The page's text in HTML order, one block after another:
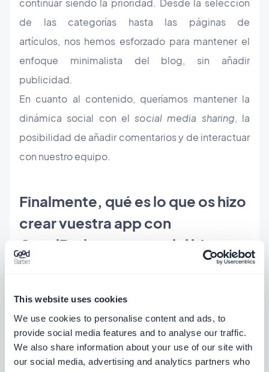
This website uses cookies
We use cookies to personalise content and ads, to
provide social media features and to analyse our traffic.
We also share information about your use of our site with
our social media, advertising and analytics partners who
continuar siendo la prioridad. Desde la selección
de las categorías hasta las páginas de
artículos, nos hemos esforzado para mantener el
enfoque minimalista del blog, sin añadir
publicidad.
En cuanto al contenido, queríamos mantener la
dinámica social con elsocial media sharing, la
posibilidad de añadir comentarios y de interactuar
con nuestro equipo.
Finalmente, qué es lo que os hizo
crear vuestra app con
GoodBarber, a parte del bigote
que compartimos
Para ser sinceros, estábamos buscando un "buen
barbero"cuando la solución de construir una app
se nos apareció.Bromas aparte, leímos muchos
artículos sobre servicios similares a GoodBarber.